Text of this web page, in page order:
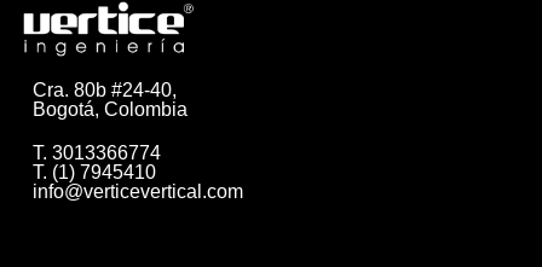
Cra. 80b #24-40,
Bogotá, Colombia
T. 3013366774
T. (1) 7945410
info@verticevertical.com